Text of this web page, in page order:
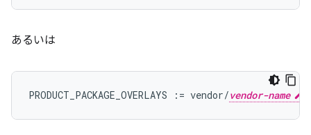
あるいは
PRODUCT_PACKAGE_OVERLAYS := vendor/vendor-name